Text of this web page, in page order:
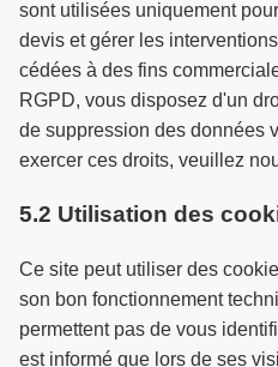
sont utilisées uniquement
devis et gérer les
cédées à des fins
RGPD, vous disposez d'un
de suppression des données
exercer ces droits, veuillez
5.2 Utilisation des
Ce site peut utiliser des
son bon fonctionnement
permettent pas de vous
est informé que lors de ses